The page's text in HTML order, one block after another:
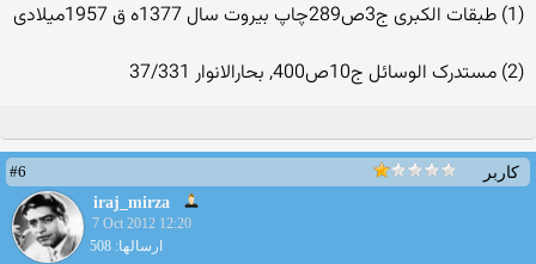
(1) طبقات الکبری ج3ص289چاپ بیروت سال 1377ه ق 1957میلادی
(2) مستدرک الوسائل ج10ص400, بحارالانوار 37/331
کاربر
#6
iraj_mirza
7 Oct 2012 12:20
ارسالها: 508